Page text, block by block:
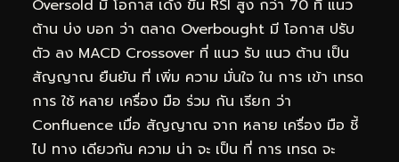
Oversold มี โอกาส เด้ง ขึ้น RSI สูง กว่า 70 ที่ แนว
ต้าน บ่ง บอก ว่า ตลาด Overbought มี โอกาส ปรับ
ตัว ลง MACD Crossover ที่ แนว รับ แนว ต้าน เป็น
สัญญาณ ยืนยัน ที่ เพิ่ม ความ มั่นใจ ใน การ เข้า เทรด
การ ใช้ หลาย เครื่อง มือ ร่วม กัน เรียก ว่า
Confluence เมื่อ สัญญาณ จาก หลาย เครื่อง มือ ชี้
ไป ทาง เดียวกัน ความ น่า จะ เป็น ที่ การ เทรด จะ